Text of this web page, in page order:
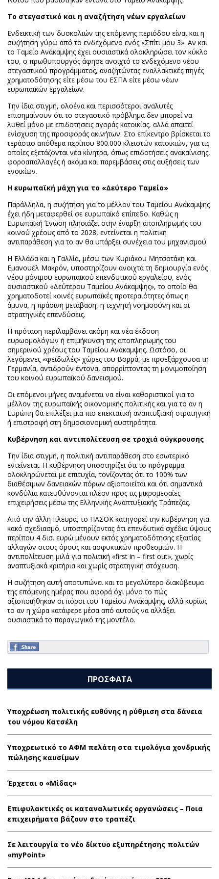
Το στεγαστικό και η αναζήτηση νέων εργαλείων
Ενδεικτική των δυσκολιών της επόμενης περιόδου είναι και η
συζήτηση γύρω από το ενδεχόμενο ενός «Σπίτι μου 3». Αν και
το Ταμείο Ανάκαμψης έχει ουσιαστικά ολοκληρώσει τον κύκλο
του, ο πρωθυπουργός άφησε ανοιχτό το ενδεχόμενο νέου
στεγαστικού προγράμματος, αναζητώντας εναλλακτικές πηγές
χρηματοδότησης είτε μέσω του ΕΣΠΑ είτε μέσω νέων
ευρωπαϊκών εργαλείων.
Την ίδια στιγμή, ολοένα και περισσότεροι αναλυτές
επισημαίνουν ότι το στεγαστικό πρόβλημα δεν μπορεί να
λυθεί μόνο με επιδοτήσεις αγοράς κατοικίας, αλλά απαιτεί
ενίσχυση της προσφοράς ακινήτων. Στο επίκεντρο βρίσκεται το
τεράστιο απόθεμα περίπου 800.000 κλειστών κατοικιών, για τις
οποίες εξετάζονται νέα κίνητρα, όπως επιδοτήσεις ανακαίνισης,
φοροαπαλλαγές ή ακόμα και παρεμβάσεις στις αυξήσεις των
ενοικίων.
Η ευρωπαϊκή μάχη για το «Δεύτερο Ταμείο»
Παράλληλα, η συζήτηση για το μέλλον του Ταμείου Ανάκαμψης
έχει ήδη μεταφερθεί σε ευρωπαϊκό επίπεδο. Καθώς η
Ευρωπαϊκή Ένωση πλησιάζει στην έναρξη αποπληρωμής του
κοινού χρέους από το 2028, εντείνεται η πολιτική
αντιπαράθεση για το αν θα υπάρξει συνέχεια του μηχανισμού.
Η Ελλάδα και η Γαλλία, μέσω των Κυριάκου Μητσοτάκη και
Εμανουέλ Μακρόν, υποστηρίζουν ανοιχτά τη δημιουργία ενός
νέου μόνιμου ευρωπαϊκού επενδυτικού εργαλείου, ενός
ουσιαστικού «Δεύτερου Ταμείου Ανάκαμψης», το οποίο θα
χρηματοδοτεί κοινές ευρωπαϊκές προτεραιότητες όπως η
άμυνα, η πράσινη μετάβαση, η τεχνητή νοημοσύνη και οι
στρατηγικές επενδύσεις.
Η πρόταση περιλαμβάνει ακόμη και νέα έκδοση
ευρωομολόγων ή επιμήκυνση της αποπληρωμής του
σημερινού χρέους του Ταμείου Ανάκαμψης. Ωστόσο, οι
λεγόμενες «φειδωλές» χώρες του Βορρά, με προεξάρχουσα τη
Γερμανία, αντιδρούν έντονα, απορρίπτοντας τη μονιμοποίηση
του κοινού ευρωπαϊκού δανεισμού.
Οι επόμενοι μήνες αναμένεται να είναι καθοριστικοί για το
μέλλον της ευρωπαϊκής οικονομικής πολιτικής και για το αν η
Ευρώπη θα επιλέξει μια πιο επεκτατική αναπτυξιακή στρατηγική
ή επιστροφή στη δημοσιονομική αυστηρότητα.
Κυβέρνηση και αντιπολίτευση σε τροχιά σύγκρουσης
Την ίδια στιγμή, η πολιτική αντιπαράθεση στο εσωτερικό
εντείνεται. Η κυβέρνηση υποστηρίζει ότι το πρόγραμμα
ολοκληρώνεται με επιτυχία, τονίζοντας ότι το 100% των
διαθέσιμων δανειακών πόρων αξιοποιείται και ότι σημαντικά
κονδύλια κατευθύνονται πλέον προς τις μικρομεσαίες
επιχειρήσεις μέσω της Ελληνικής Αναπτυξιακής Τράπεζας.
Από την άλλη πλευρά, το ΠΑΣΟΚ κατηγορεί την κυβέρνηση για
κακό σχεδιασμό, υποστηρίζοντας ότι επενδυτικά σχέδια ύψους
περίπου 4 δισ. ευρώ μένουν εκτός χρηματοδότησης εξαιτίας
αλλαγών στους όρους και ασφυκτικών προθεσμιών. Η
αντιπολίτευση μιλά για πολιτική «first in – first out», χωρίς
αναπτυξιακά κριτήρια και χωρίς στρατηγική στόχευση.
Η συζήτηση αυτή αποτυπώνει και το μεγαλύτερο διακύβευμα
της επόμενης ημέρας που αφορά όχι μόνο το πώς
αξιοποιήθηκαν οι πόροι του Ταμείου Ανάκαμψης, αλλά κυρίως
το αν η χώρα κατάφερε μέσα από αυτούς να αλλάξει
ουσιαστικά το παραγωγικό της μοντέλο.
ΠΡΟΣΦΑΤΑ
Υποχρέωση πολιτικής ευθύνης η ρύθμιση στα δάνεια
του νόμου Κατσέλη
Υποχρεωτικό το ΑΦΜ πελάτη στα τιμολόγια χονδρικής
πώλησης καυσίμων
Έρχεται ο «Μίδας»
Επιφυλακτικές οι καταναλωτικές οργανώσεις – Ποια
επιχειρήματα βάζουν στο τραπέζι
Σε λειτουργία το νέο δίκτυο εξυπηρέτησης πολιτών
«myPoint»